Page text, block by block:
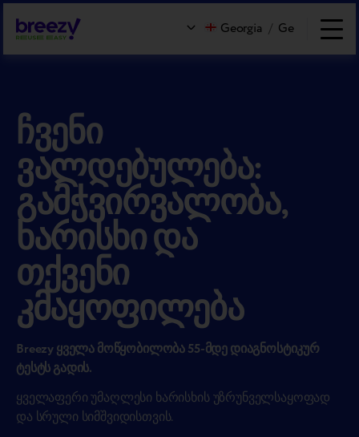
Georgia / Ge
ჩვენი
ვალდებულება:
გამჭვირვალობა,
ხარისხი და
თქვენი
კმაყოფილება
Breezy ყველა მოწყობილობა 55-მდე დიაგნოსტიკურ
ტესტს გადის.
ყველაფერი უმაღლესი ხარისხის უზრუნველსაყოფად
და სრული სიმშვიდისთვის.